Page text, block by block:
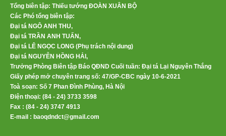
Tổng biên tập: Thiếu tướng ĐOÀN XUÂN BỘ
Các Phó tổng biên tập:
Đại tá NGÔ ANH THU,
Đại tá TRẦN ANH TUẤN,
Đại tá LÊ NGỌC LONG (Phụ trách nội dung)
Đại tá NGUYỄN HỒNG HẢI,
Trưởng Phòng Biên tập Báo QĐND Cuối tuần: Đại tá Lại Nguyên Thắng
Giấy phép mở chuyên trang số: 47/GP-CBC ngày 10-6-2021
Toà soạn: Số 7 Phan Đình Phùng, Hà Nội
Điện thoại: (84 - 24) 3733 3598
Fax : (84 - 24) 3747 4913
E-mail : baoqdndct@gmail.com